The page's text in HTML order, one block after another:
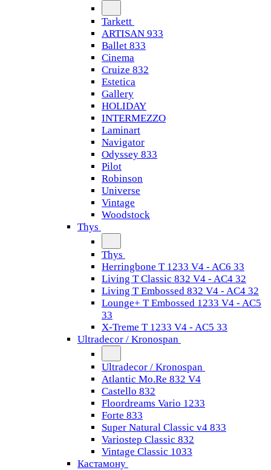
Tarkett
ARTISAN 933
Ballet 833
Cinema
Cruize 832
Estetica
Gallery
HOLIDAY
INTERMEZZO
Laminart
Navigator
Odyssey 833
Pilot
Robinson
Universe
Vintage
Woodstock
Thys
Thys
Herringbone T 1233 V4 - AC6 33
Living T Classic 832 V4 - AC4 32
Living T Embossed 832 V4 - AC4 32
Lounge+ T Embossed 1233 V4 - AC5
33
X-Treme T 1233 V4 - AC5 33
Ultradecor / Kronospan
Ultradecor / Kronospan
Atlantic Mo.Re 832 V4
Castello 832
Floordreams Vario 1233
Forte 833
Super Natural Classic v4 833
Variostep Classic 832
Vintage Classic 1033
Кастамону